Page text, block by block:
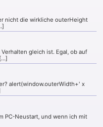
nicht die wirkliche outerHeight
gleich ist. Egal, ob auf
alert(window.outerWidth+' x
PC-Neustart, und wenn ich mit